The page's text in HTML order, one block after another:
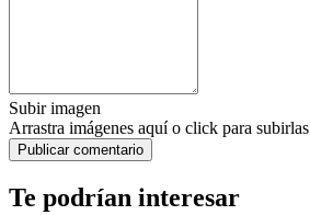
Subir imagen
Arrastra imágenes aquí o click para subirlas
Te podrían interesar